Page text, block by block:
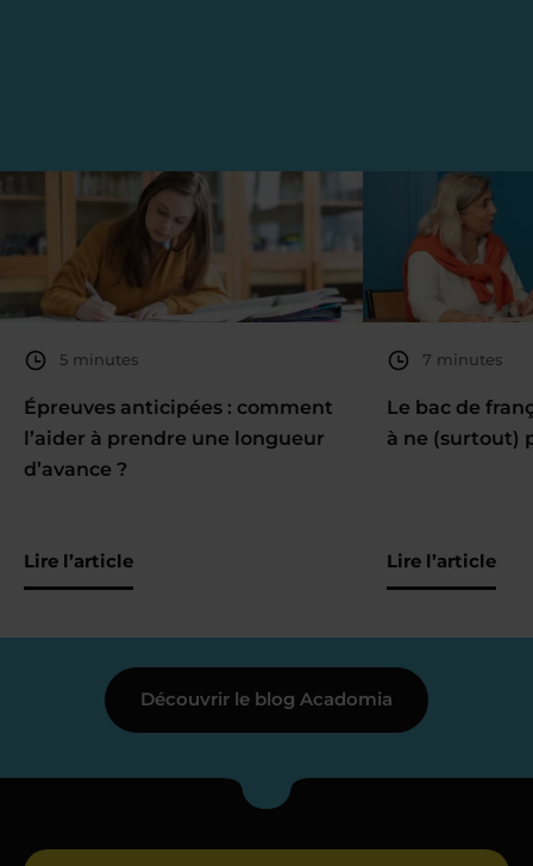
5 minutes
Épreuves anticipées : comment
l’aider à prendre une longueur
d’avance ?
Lire l’article
7 minutes
Le bac de
à ne (surtout)
Lire l’article
Découvrir le blog Acadomia